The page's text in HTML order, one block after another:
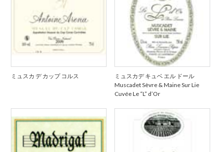
ミュスカ デ カップ コルス
ミュスカデ キュベ エル ドール
Muscadet Sèvre & Maine Sur Lie
Cuvée Le “L” d’Or